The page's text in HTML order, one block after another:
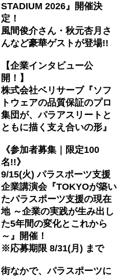
STADIUM 2026』開催決
定！
風間俊介さん・秋元杏月さ
んなど豪華ゲストが登場!!
【企業インタビュー公
開！】
株式会社ベリサーブ『ソフ
トウェアの品質保証のプロ
集団が、パラアスリートと
ともに描く支え合いの形』
《参加者募集｜限定100
名!!》
9/15(火) パラスポーツ支援
企業講演会『TOKYOが築い
たパラスポーツ支援の現在
地 ～企業の実践が生み出し
た5年間の変化とこれから
～』開催！
※応募期限 8/31(月) まで
街なかで、パラスポーツに